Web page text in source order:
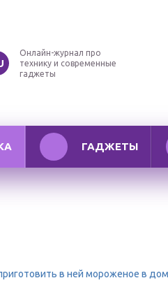
Онлайн-журнал про
технику и современные
гаджеты
ГАДЖЕТЫ
в ней мороженое в